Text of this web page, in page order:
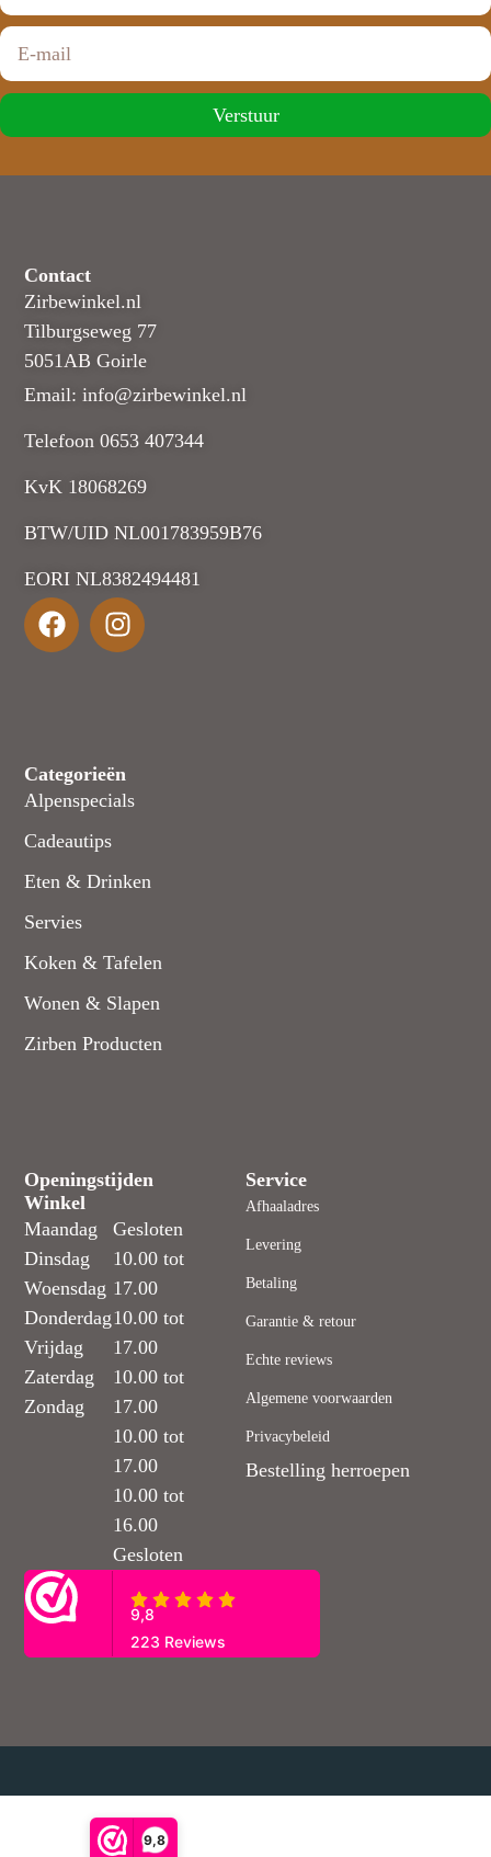
9,8
Verstuur
Contact
Zirbewinkel.nl
Tilburgseweg 77
5051AB Goirle
Email: info@zirbewinkel.nl
Telefoon 0653 407344
KvK 18068269
BTW/UID NL001783959B76
EORI NL8382494481
Categorieën
Alpenspecials
Cadeautips
Eten & Drinken
Servies
Koken & Tafelen
Wonen & Slapen
Zirben Producten
Openingstijden
Winkel
Maandag
Dinsdag
Woensdag
Donderdag
Vrijdag
Zaterdag
Zondag
Gesloten
10.00 tot
17.00
10.00 tot
17.00
10.00 tot
17.00
10.00 tot
17.00
10.00 tot
16.00
Gesloten
Service
Afhaaladres
Levering
Betaling
Garantie & retour
Echte reviews
Algemene voorwaarden
Privacybeleid
Bestelling herroepen